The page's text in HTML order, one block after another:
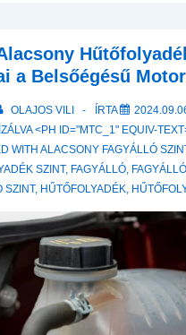
a Belsőégésű
OLAJOS VILI ÍRTA
<PH ID="MTC_1" EQUIV-
WITH ALACSONY FAGYÁLLÓ
SZINT, FAGYÁLLÓ,
SZINT, HŰTŐFOLYADÉK,